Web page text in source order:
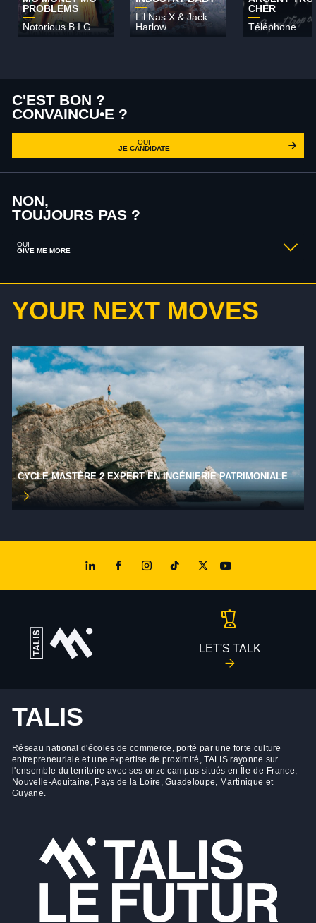
PROBLEMS
Notorious B.I.G
Lil Nas X & Jack
Harlow
CHER
Téléphone
C'EST BON ?
CONVAINCU•E ?
OUI
JE CANDIDATE
NON,
TOUJOURS PAS ?
OUI
GIVE ME MORE
YOUR NEXT MOVES
CYCLE MASTÈRE 2 EXPERT EN INGÉNIERIE PATRIMONIALE
LET'S TALK
TALIS
Réseau national d'écoles de commerce, porté par une forte culture
entrepreneuriale et une expertise de proximité, TALIS rayonne sur
l'ensemble du territoire avec ses onze campus situés en Île-de-France,
Nouvelle-Aquitaine, Pays de la Loire, Guadeloupe, Martinique et
Guyane.